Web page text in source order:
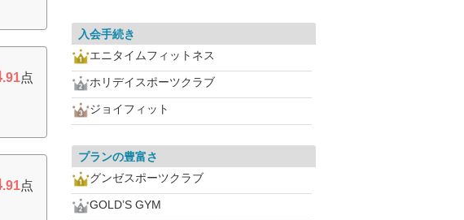
.91点
.91点
入会手続き
エニタイムフィットネス
ホリデイスポーツクラブ
ジョイフィット
プランの豊富さ
グンゼスポーツクラブ
GOLD’S GYM